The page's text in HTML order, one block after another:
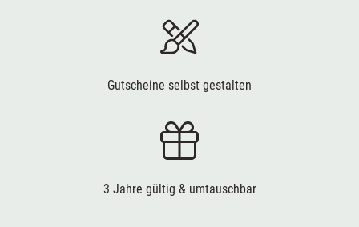
Gutscheine selbst gestalten
3 Jahre gültig & umtauschbar